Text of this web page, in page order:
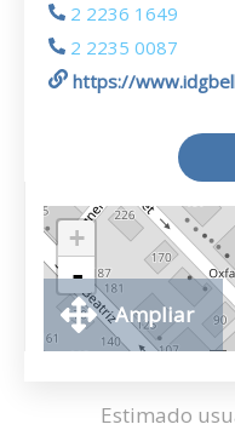
2 2236 1649
2 2235 0087
https://
+
-
Ampliar
Estimado